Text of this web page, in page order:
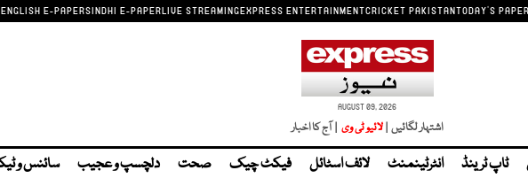
ENGLISH E-PAPERSINDHI E-PAPERLIVE STREAMINGEXPRESS ENTERTAINMENTCRICKET PAKISTANTODAY'S PAPER
AUGUST 09, 2026
اشتہار لگائیں | | آج کا اخبار
ٹاپ ٹرینڈ انٹرٹینمنٹ لائف اسٹائل فیکٹ چیک صحت دلچسپ و عجیب سائنس و